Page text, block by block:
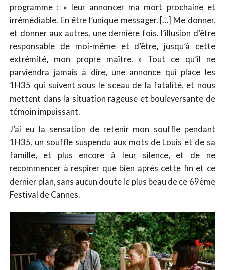
programme : « leur annoncer ma mort prochaine et
irrémédiable. En être l’unique messager. […] Me donner,
et donner aux autres, une dernière fois, l’illusion d’être
responsable de moi-même et d’être‚ jusqu’à cette
extrémité‚ mon propre maître. » Tout ce qu’il ne
parviendra jamais à dire, une annonce qui place les
1H35 qui suivent sous le sceau de la fatalité, et nous
mettent dans la situation rageuse et bouleversante de
témoin impuissant.
J’ai eu la sensation de retenir mon souffle pendant
1H35, un souffle suspendu aux mots de Louis et de sa
famille, et plus encore à leur silence, et de ne
recommencer à respirer que bien après cette fin et ce
dernier plan, sans aucun doute le plus beau de ce 69ème
Festival de Cannes.